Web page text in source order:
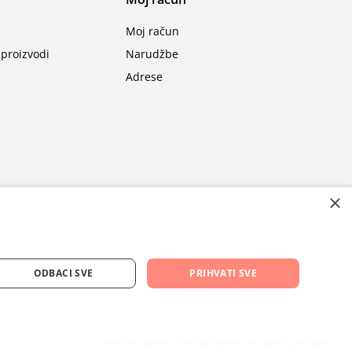
Moj račun
Narudžbe
Adrese
×
PRIHVATI SVE
ODBACI SVE